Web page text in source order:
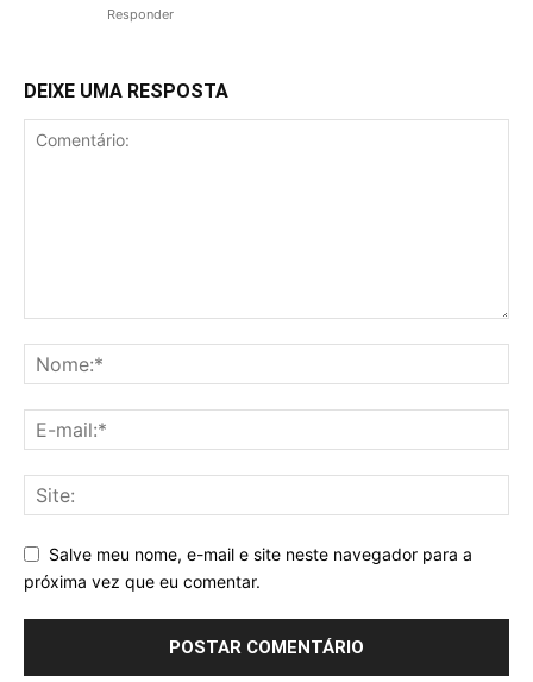
Responder
DEIXE UMA RESPOSTA
Salve meu nome, e-mail e site neste navegador para a
próxima vez que eu comentar.